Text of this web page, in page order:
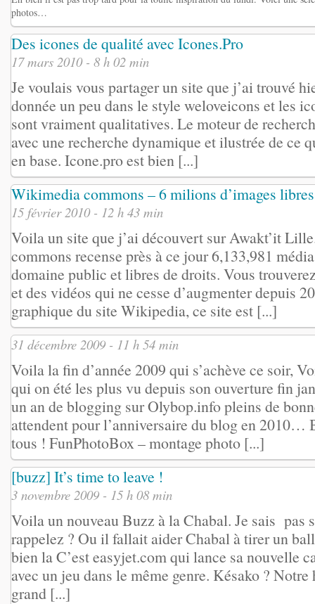
photos…
Des icones de qualité avec Icones.Pro
17 mars 2010 - 8 h 02 min
Je voulais vous partager un site que j’ai trouvé
donnée un peu dans le style weloveicons et les
sont vraiment qualitatives. Le moteur de
avec une recherche dynamique et ilustrée de ce
en base. Icone.pro est bien [...]
Wikimedia commons – 6 milions d’images libres
15 février 2010 - 12 h 43 min
Voila un site que j’ai découvert sur Awakt’it
commons recense près à ce jour 6,133,981
domaine public et libres de droits. Vous
et des vidéos qui ne cesse d’augmenter depuis
graphique du site Wikipedia, ce site est [...]
31 décembre 2009 - 11 h 54 min
Voila la fin d’année 2009 qui s’achève ce soir,
qui on été les plus vu depuis son ouverture fin
un an de blogging sur Olybop.info pleins de
attendent pour l’anniversaire du blog en 2010…
tous ! FunPhotoBox – montage photo [...]
[buzz] It’s time to leave !
3 novembre 2009 - 15 h 08 min
Voila un nouveau Buzz à la Chabal. Je sais pas
rappelez ? Ou il fallait aider Chabal à tirer un
bien la C’est easyjet.com qui lance sa nouvelle
avec un jeu dans le même genre. Késako ?
grand [...]